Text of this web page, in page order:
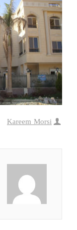
Kareem Morsi